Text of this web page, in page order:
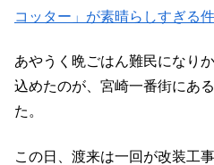
コッター」が素晴らしすぎる件
あやうく晩ごはん難民になり
込めたのが、宮崎一番街にあ
た。
この日、渡来は一回が改装工